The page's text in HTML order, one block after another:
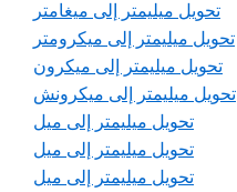
تحويل ميليمتر إلى ميغامتر
تحويل ميليمتر إلى ميكرومتر
تحويل ميليمتر إلى ميكرون
تحويل ميليمتر إلى ميكرونش
تحويل ميليمتر إلى ميل
تحويل ميليمتر إلى ميل
تحويل ميليمتر إلى ميل